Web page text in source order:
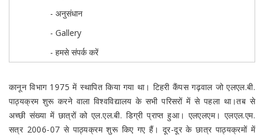
- अनुसंधान
- Gallery
- हमसे संपर्क करें
कानून विभाग 1975 में स्थापित किया गया था। टिहरी कैंपस गढ़वाल जो एलएल.बी.
पाठ्यक्रम शुरू करने वाला विश्वविद्यालय के सभी परिसरों में से पहला था।तब से
अच्छी संख्या में छात्रों को एल.एल.बी. डिग्री प्राप्त हुआ। एलएलएम। एलएल.एम.
सत्र 2006-07 से पाठ्यक्रम शुरू किए गए हैं। दूर-दूर के छात्र पाठ्यक्रमों में